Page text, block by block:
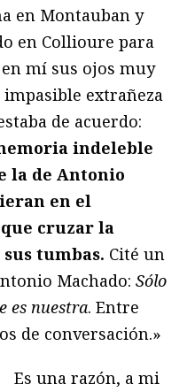
en Montauban y
en Collioure para
mí sus ojos muy
extrañeza
de acuerdo:
indeleble
la de Antonio
en el
cruzar la
tumbas. Cité un
Machado: Sólo
es nuestra. Entre
de conversación.»
Es una razón, a mi